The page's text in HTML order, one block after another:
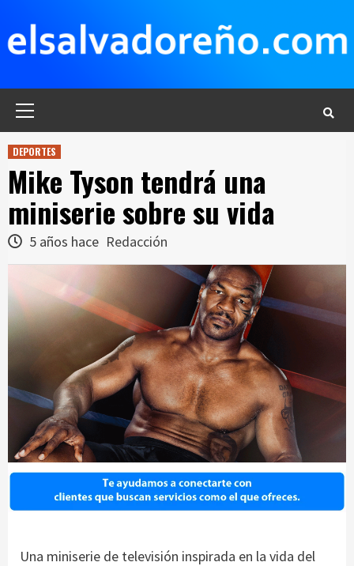
contenido
DEPORTES
Mike Tyson tendrá una
miniserie sobre su vida
5 años hace Redacción
Una miniserie de televisión inspirada en la vida del